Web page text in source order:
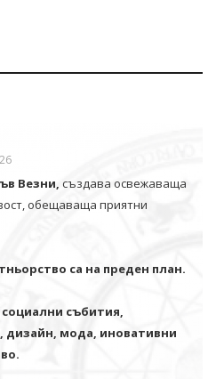
Везни, създава освежаваща
обещаваща приятни
са на преден план.
събития,
дизайн, мода, иновативни